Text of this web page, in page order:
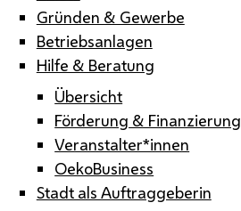
Gründen & Gewerbe
Betriebsanlagen
Hilfe & Beratung
Übersicht
Förderung & Finanzierung
Veranstalter*innen
OekoBusiness
Stadt als Auftraggeberin